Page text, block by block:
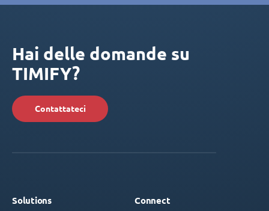
Hai delle domande su
TIMIFY?
Contattateci
Solutions Connect